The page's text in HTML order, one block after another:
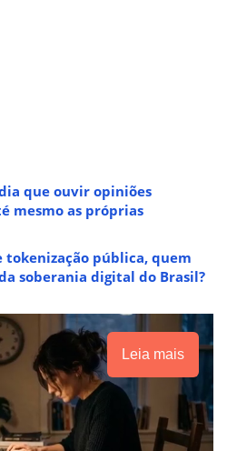
que ouvir opiniões
mesmo as próprias
tokenização pública, quem
soberania digital do Brasil?
Leia mais